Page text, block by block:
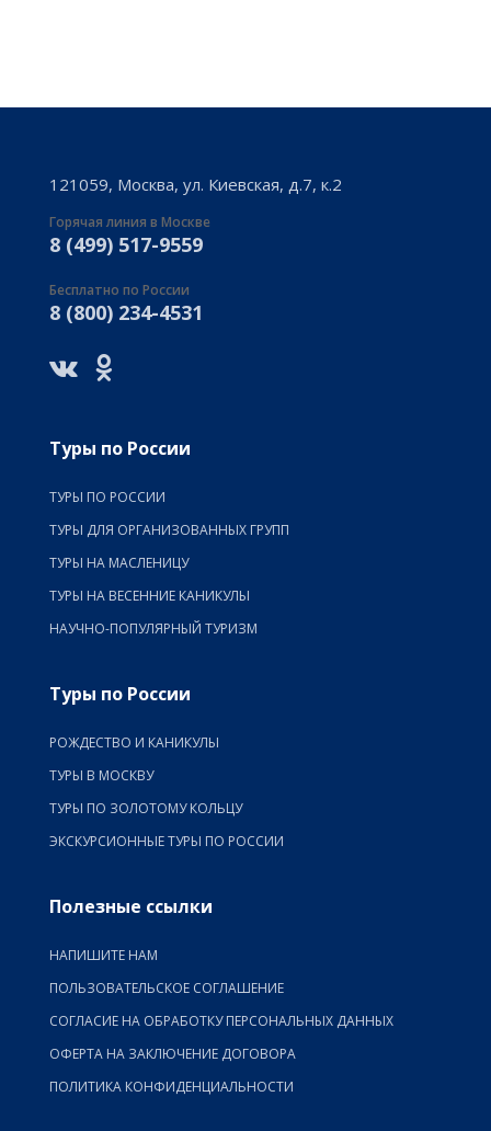
121059, Москва, ул. Киевская, д.7, к.2
Горячая линия в Москве
8 (499) 517-9559
Бесплатно по России
8 (800) 234-4531
Туры по России
ТУРЫ ПО РОССИИ
ТУРЫ ДЛЯ ОРГАНИЗОВАННЫХ ГРУПП
ТУРЫ НА МАСЛЕНИЦУ
ТУРЫ НА ВЕСЕННИЕ КАНИКУЛЫ
НАУЧНО-ПОПУЛЯРНЫЙ ТУРИЗМ
Туры по России
РОЖДЕСТВО И КАНИКУЛЫ
ТУРЫ В МОСКВУ
ТУРЫ ПО ЗОЛОТОМУ КОЛЬЦУ
ЭКСКУРСИОННЫЕ ТУРЫ ПО РОССИИ
Полезные ссылки
НАПИШИТЕ НАМ
ПОЛЬЗОВАТЕЛЬСКОЕ СОГЛАШЕНИЕ
СОГЛАСИЕ НА ОБРАБОТКУ ПЕРСОНАЛЬНЫХ ДАННЫХ
ОФЕРТА НА ЗАКЛЮЧЕНИЕ ДОГОВОРА
ПОЛИТИКА КОНФИДЕНЦИАЛЬНОСТИ